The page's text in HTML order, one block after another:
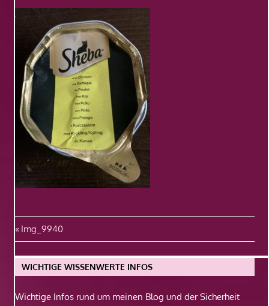
Beitragsnavigation
Vorheriger
Beitrag:
Img_9940
WICHTIGE WISSENWERTE INFOS
Wichtige Infos rund um meinen Blog und der Sicherheit